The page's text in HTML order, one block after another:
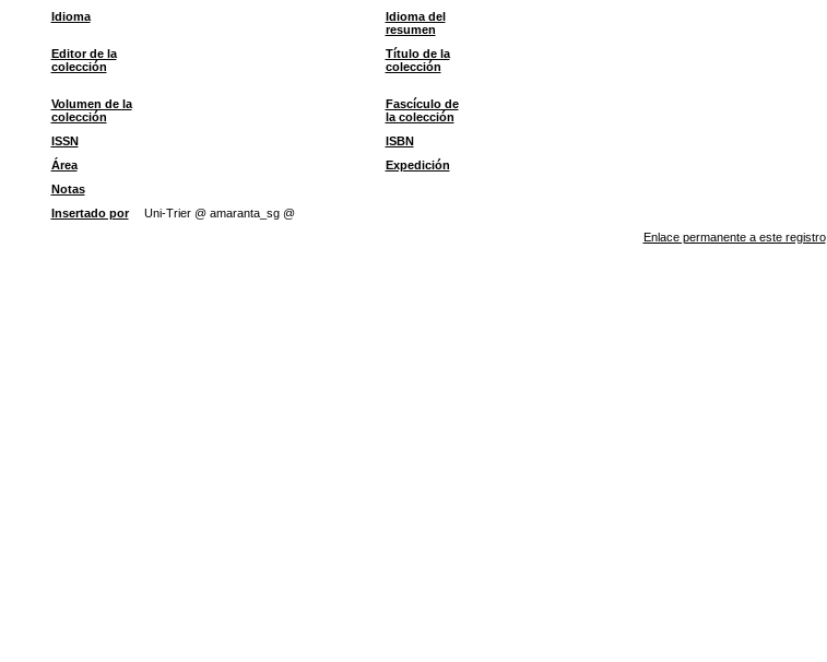
Idioma
Idioma del
resumen
Editor de la
colección
Título de la
colección
Volumen de la
colección
Fascículo de
la colección
ISSN ISBN
Área
Expedición
Notas
Insertado por
Uni-Trier @ amaranta_sg @
Enlace permanente a este registro